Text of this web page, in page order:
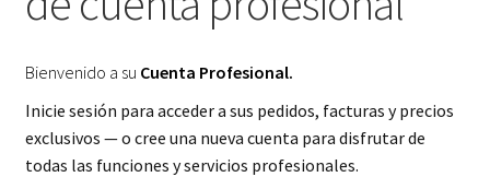
Bienvenido a su Cuenta Profesional.
Inicie sesión para acceder a sus pedidos, facturas y precios
exclusivos — o cree una nueva cuenta para disfrutar de
todas las funciones y servicios profesionales.